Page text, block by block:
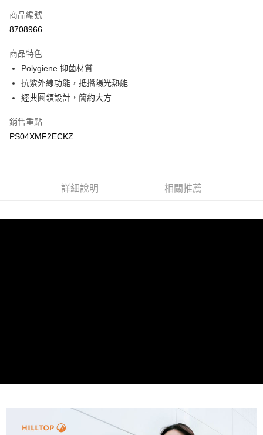
LINE Pay
悠遊付
Google Pay
運送方式
宅配
每筆NT$399，滿NT$18,000(含以上)免運費
商品編號
8708966
商品特色
Polygiene 抑菌材質
抗紫外線功能，抵擋陽光熱能
經典圓領設計，簡約大方
銷售重點
PS04XMF2ECKZ
詳細說明 相關推薦